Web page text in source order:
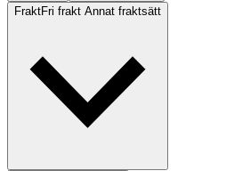
FraktFri frakt Annat fraktsätt